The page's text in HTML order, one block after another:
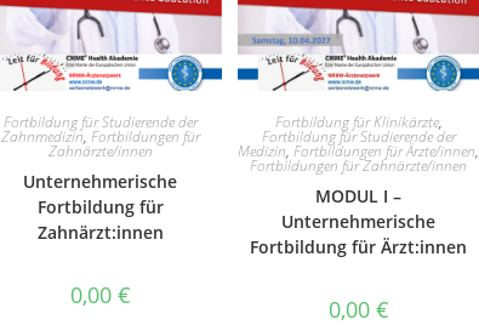
Fortbildung für Studierende der
Zahnmedizin, Fortbildungen für
Zahnärzte/innen
Unternehmerische
Fortbildung für
Zahnärzt:innen
0,00 €
Fortbildung für Klinikärzte,
Fortbildung für Studierende der
Medizin,Fortbildungen für Ärzte/innen,
Fortbildungen für Zahnärzte/innen
MODUL I –
Unternehmerische
Fortbildung für Ärzt:innen
0,00 €